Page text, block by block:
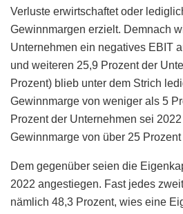
Verluste erwirtschaftet oder
Gewinnmargen erzielt. Demnach
Unternehmen ein negatives EBIT
und weiteren 25,9 Prozent der
Prozent) blieb unter dem Strich
Gewinnmarge von weniger als 5
Prozent der Unternehmen sei
Gewinnmarge von über 25
Dem gegenüber seien die
2022 angestiegen. Fast jedes
nämlich 48,3 Prozent, wies eine